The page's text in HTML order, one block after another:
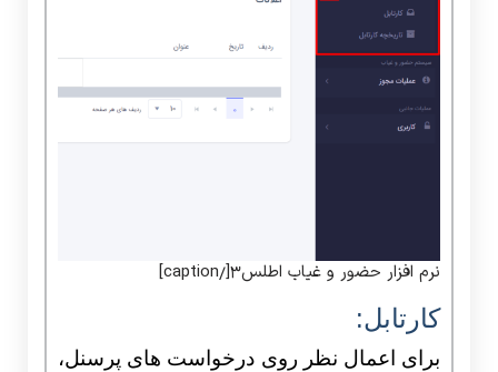
نرم افزار حضور و غیاب اطلس3[/caption]
کارتابل:
برای اعمال نظر روی درخواست های پرسنل،